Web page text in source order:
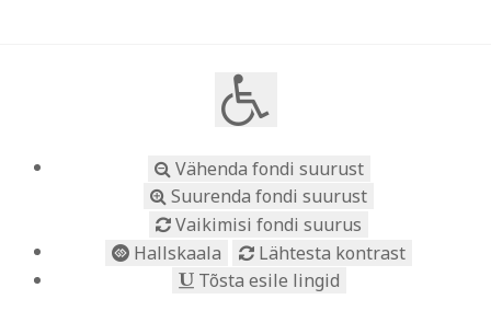
Vähenda fondi suurust
Suurenda fondi suurust
Vaikimisi fondi suurus
Hallskaala
Lähtesta kontrast
Tõsta esile lingid